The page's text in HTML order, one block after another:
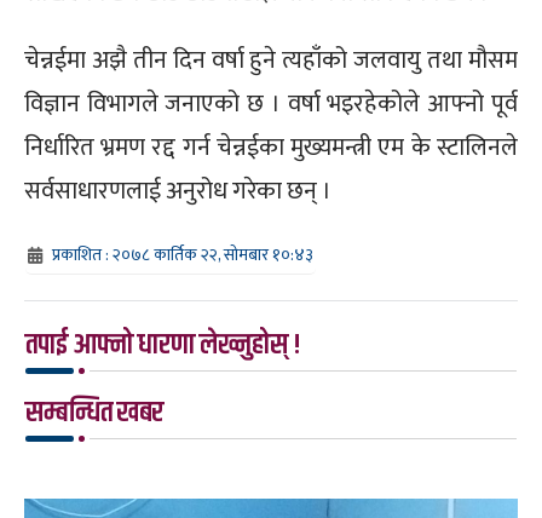
चेन्नईमा अझै तीन दिन वर्षा हुने त्यहाँको जलवायु तथा मौसम
विज्ञान विभागले जनाएको छ । वर्षा भइरहेकोले आफ्नो पूर्व
निर्धारित भ्रमण रद्द गर्न चेन्नईका मुख्यमन्त्री एम के स्टालिनले
सर्वसाधारणलाई अनुरोध गरेका छन् ।
प्रकाशित : २०७८ कार्तिक २२, सोमबार १०:४३
तपाई आफ्नो धारणा लेख्नुहोस् !
सम्बन्धित खबर